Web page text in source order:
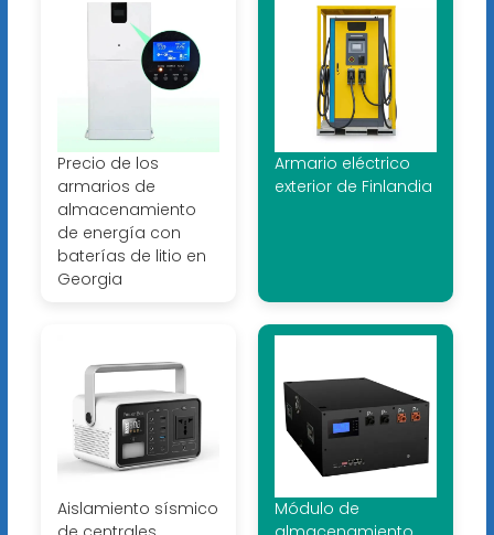
Precio de los
armarios de
almacenamiento
de energía con
baterías de litio en
Georgia
Armario eléctrico
exterior de Finlandia
Aislamiento sísmico
Módulo de